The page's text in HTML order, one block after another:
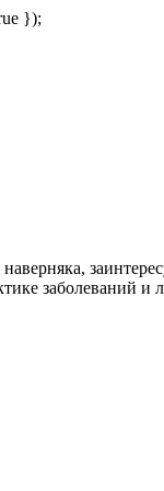
});
заболеваний